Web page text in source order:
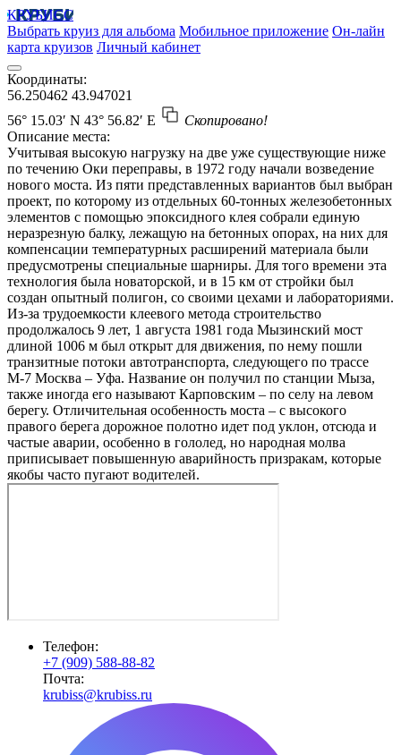
КРУБИСС
Выбрать круиз для альбома Мобильное приложение Он-лайн
карта круизов Личный кабинет
Координаты:
56.250462 43.947021
56° 15.03′ N 43° 56.82′ E
Скопировано!
Описание места:
Учитывая высокую нагрузку на две уже существующие ниже
по течению Оки переправы, в 1972 году начали возведение
нового моста. Из пяти представленных вариантов был выбран
проект, по которому из отдельных 60-тонных железобетонных
элементов с помощью эпоксидного клея собрали единую
неразрезную балку, лежащую на бетонных опорах, на них для
компенсации температурных расширений материала были
предусмотрены специальные шарниры. Для того времени эта
технология была новаторской, и в 15 км от стройки был
создан опытный полигон, со своими цехами и лабораториями.
Из-за трудоемкости клеевого метода строительство
продолжалось 9 лет, 1 августа 1981 года Мызинский мост
длиной 1006 м был открыт для движения, по нему пошли
транзитные потоки автотранспорта, следующего по трассе
М-7 Москва – Уфа. Название он получил по станции Мыза,
также иногда его называют Карповским – по селу на левом
берегу. Отличительная особенность моста – с высокого
правого берега дорожное полотно идет под уклон, отсюда и
частые аварии, особенно в гололед, но народная молва
приписывает повышенную аварийность призракам, которые
якобы часто пугают водителей.
Телефон:
+7 (909) 588-88-82
Почта:
krubiss@krubiss.ru